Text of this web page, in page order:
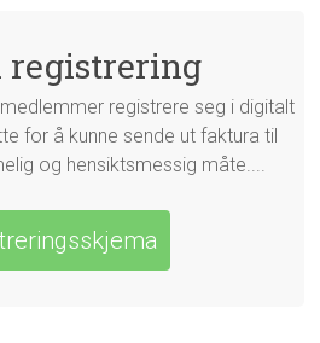
registrering
registrere seg i digitalt
for å kunne sende ut faktura til
og hensiktsmessig måte....